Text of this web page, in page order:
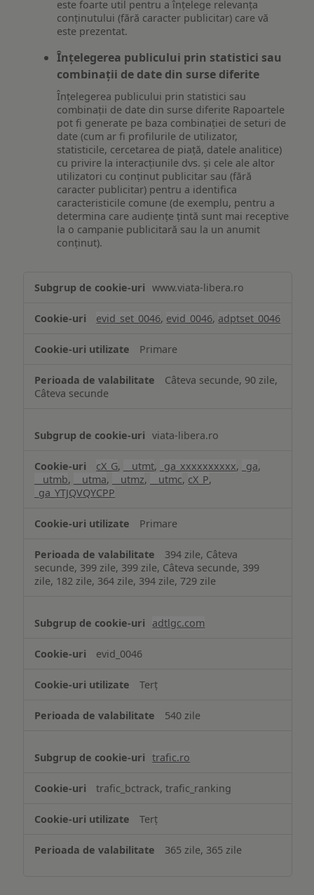
este foarte util pentru a înțelege relevanța
conținutului (fără caracter publicitar) care vă
este prezentat.
Înțelegerea publicului prin statistici sau
combinații de date din surse diferite
Înțelegerea publicului prin statistici sau
combinații de date din surse diferite Rapoartele
pot fi generate pe baza combinației de seturi de
date (cum ar fi profilurile de utilizator,
statisticile, cercetarea de piață, datele analitice)
cu privire la interacțiunile dvs. și cele ale altor
utilizatori cu conținut publicitar sau (fără
caracter publicitar) pentru a identifica
caracteristicile comune (de exemplu, pentru a
determina care audiențe țintă sunt mai receptive
la o campanie publicitară sau la un anumit
conținut).
www.viata-libera.ro
evid_set_0046, evid_0046, adptset_0046
Primare
Câteva secunde, 90 zile,
Câteva secunde
viata-libera.ro
cX_G, __utmt, _ga_xxxxxxxxxx, _ga,
__utmb, __utma, __utmz, __utmc, cX_P,
_ga_YTJQVQYCPP
Primare
394 zile, Câteva
secunde, 399 zile, 399 zile, Câteva secunde, 399
zile, 182 zile, 364 zile, 394 zile, 729 zile
adtlgc.com
evid_0046
Terț
540 zile
trafic.ro
trafic_bctrack, trafic_ranking
Terț
365 zile, 365 zile